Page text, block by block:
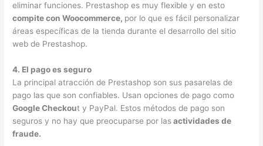
eliminar funciones. Prestashop es muy flexible y en esto
compite con Woocommerce, por lo que es fácil personalizar
áreas específicas de la tienda durante el desarrollo del sitio
web de Prestashop.
4. El pago es seguro
La principal atracción de Prestashop son sus pasarelas de
pago las que son confiables. Usan opciones de pago como
Google Checkout y PayPal. Estos métodos de pago son
seguros y no hay que preocuparse por lasactividades de
fraude.